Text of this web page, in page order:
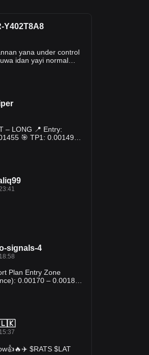
Y402T8A8
yana under control
idan yayi normal
– LONG 📍 Entry:
🎯 TP1: 0.001490
signals-4
Plan Entry Zone
0.00170 – 0.00185
Above 0.0022 Take
0.00130 TP2:
$RATS $LAT